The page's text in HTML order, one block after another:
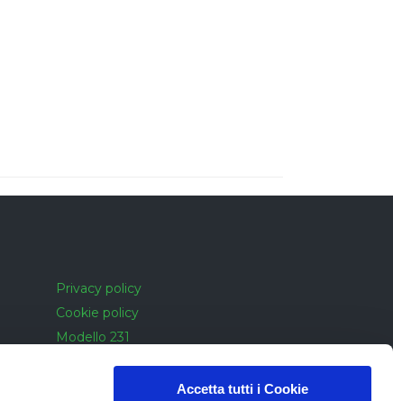
Accetta tutti i Cookie
Privacy policy
Cookie policy
Modello 231